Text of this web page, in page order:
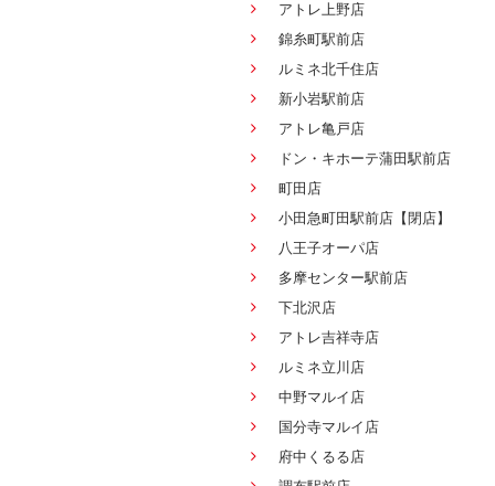
アトレ上野店
錦糸町駅前店
ルミネ北千住店
新小岩駅前店
アトレ亀戸店
ドン・キホーテ蒲田駅前店
町田店
小田急町田駅前店【閉店】
八王子オーパ店
多摩センター駅前店
下北沢店
アトレ吉祥寺店
ルミネ立川店
中野マルイ店
国分寺マルイ店
府中くるる店